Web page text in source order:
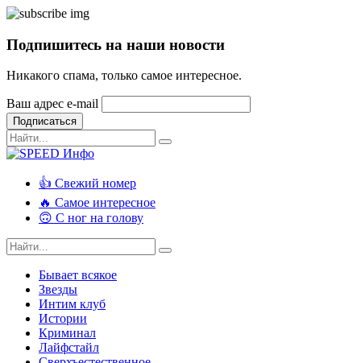
Подпишитесь на наши новости
Никакого спама, только самое интересное.
Ваш адрес e-mail
Подписаться
👍 Свежий номер
🔥 Самое интересное
🙃 С ног на голову
Бывает всякое
Звезды
Интим клуб
Истории
Криминал
Лайфстайл